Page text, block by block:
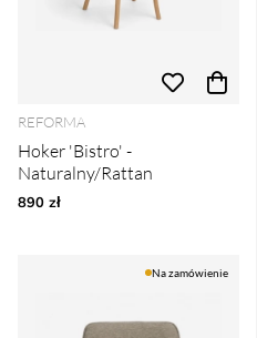
REFORMA
Hoker 'Bistro' -
Naturalny/Rattan
890 zł
Na zamówienie